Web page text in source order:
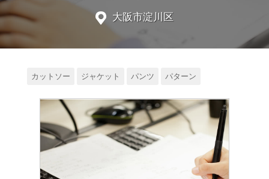
大阪市淀川区
カットソー ジャケット パンツ パターン